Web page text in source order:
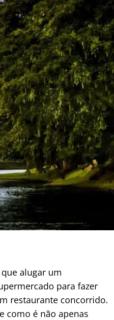
alugar um
para fazer
restaurante concorrido.
como é não apenas